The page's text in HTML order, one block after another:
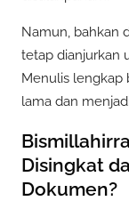
Namun, bahkan
tetap dianjurkan
Menulis lengkap
lama dan
Disingkat
Dokumen?